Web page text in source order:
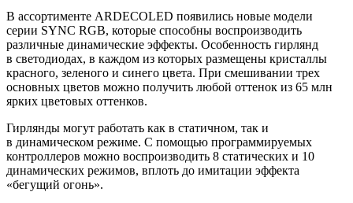
В ассортименте ARDECOLED появились новые модели
серии SYNC RGB, которые способны воспроизводить
различные динамические эффекты. Особенность гирлянд
в светодиодах, в каждом из которых размещены кристаллы
красного, зеленого и синего цвета. При смешивании трех
основных цветов можно получить любой оттенок из 65 млн
ярких цветовых оттенков.
Гирлянды могут работать как в статичном, так и
в динамическом режиме. С помощью программируемых
контроллеров можно воспроизводить 8 статических и 10
динамических режимов, вплоть до имитации эффекта
«бегущий огонь».